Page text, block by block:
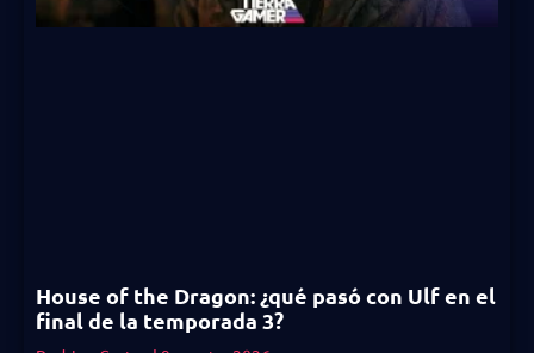
House of the Dragon: ¿qué pasó con Ulf en el
final de la temporada 3?